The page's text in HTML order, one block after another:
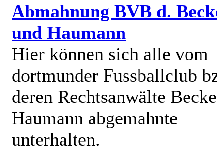
Abmahnung BVB d.
und Haumann
Hier können sich alle vom
dortmunder Fussballclub
deren Rechtsanwälte
Haumann abgemahnte
unterhalten.